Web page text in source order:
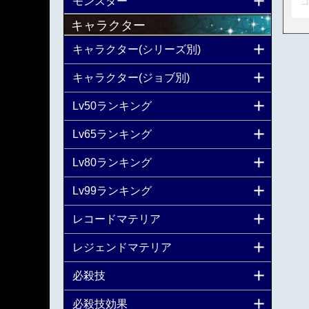
キャラクター
キャラクター(シリーズ別)
キャラクター(ジョブ別)
Lv50ランキング
Lv65ランキング
Lv80ランキング
Lv99ランキング
レコードマテリア
レジェンドマテリア
必殺技
必殺技効果